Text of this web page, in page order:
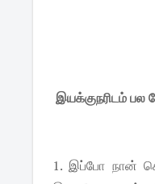
இயக்குநரிடம்
1. இப்போ நான்